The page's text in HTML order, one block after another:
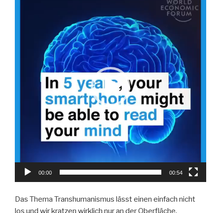
00:00 00:54
Das Thema Transhumanismus lässt einen einfach nicht
los und wir kratzen wirklich nur an der Oberfläche.